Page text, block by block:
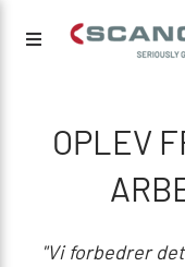
OPLEV
"Vi forbedrer